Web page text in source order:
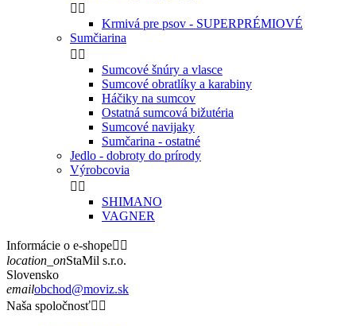
 
Krmivá pre psov - SUPERPRÉMIOVÉ
Sumčiarina
 
Sumcové šnúry a vlasce
Sumcové obratlíky a karabiny
Háčiky na sumcov
Ostatná sumcová bižutéria
Sumcové navijaky
Sumčarina - ostatné
Jedlo - dobroty do prírody
Výrobcovia
 
SHIMANO
VAGNER
Informácie o e-shope 
location_onStaMil s.r.o.
Slovensko
emailobchod@moviz.sk
Naša spoločnosť 